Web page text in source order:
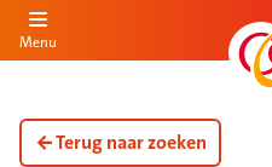
de inhoud
Menu
Terug naar zoeken